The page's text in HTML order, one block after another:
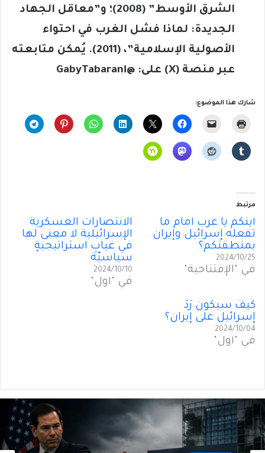
الشرق الأوسط” (2008)؛ و”معاقل الجهاد
الجديدة: لماذا فشل الغرب في احتواء
الأصولية الإسلامية”، (2011). يُمكن متابعته
عبر منصة (X) على: @GabyTabarani
شارك هذا الموضوع:
مرتبط
أينكم يا عرب أمام ما
تفعله إسرائيل وإيران
بمنطقتكم؟
2024/10/25
في "الإفتتاحية"
الانتصاراتُ العسكرية
الإسرائيلية لا معنى لها
في غيابِ استراتيجيةٍ
سياسيّة
2024/10/10
في "أول"
كيفَ سيكونُ رَدُّ
إسرائيل على إيران؟
2024/10/04
في "أول"